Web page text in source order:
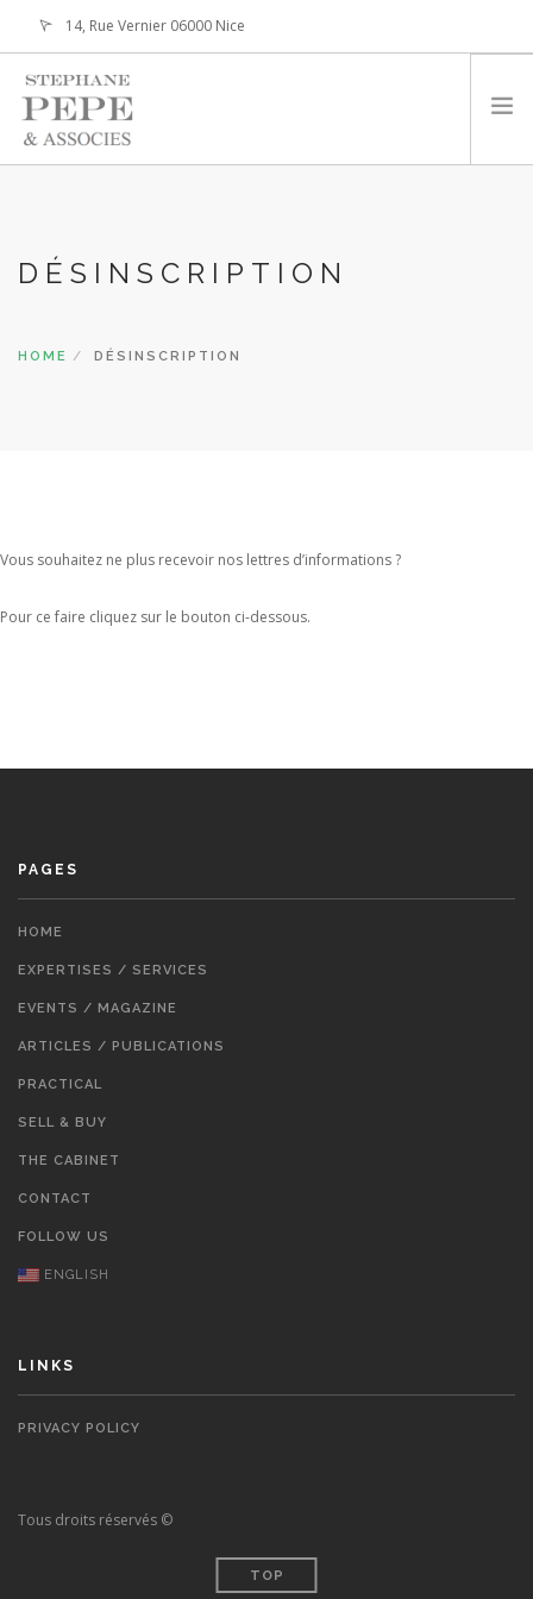
14, Rue Vernier 06000 Nice
contactexpert@stephanepepe.com
EVENTS / MAGAZINE
PRACTICAL
DÉSINSCRIPTION
HOME DÉSINSCRIPTION
Vous souhaitez ne plus recevoir nos lettres d’informations ?
Pour ce faire cliquez sur le bouton ci-dessous.
PAGES
HOME
EXPERTISES / SERVICES
EVENTS / MAGAZINE
ARTICLES / PUBLICATIONS
PRACTICAL
SELL & BUY
THE CABINET
CONTACT
FOLLOW US
ENGLISH
LINKS
PRIVACY POLICY
Tous droits réservés ©
TOP